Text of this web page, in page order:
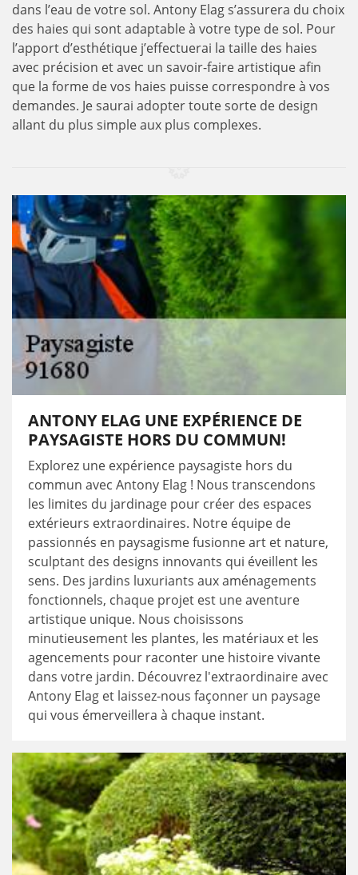
dans l’eau de votre sol. Antony Elag s’assurera du choix
des haies qui sont adaptable à votre type de sol. Pour
l’apport d’esthétique j’effectuerai la taille des haies
avec précision et avec un savoir-faire artistique afin
que la forme de vos haies puisse correspondre à vos
demandes. Je saurai adopter toute sorte de design
allant du plus simple aux plus complexes.
ANTONY ELAG UNE EXPÉRIENCE DE
PAYSAGISTE HORS DU COMMUN!
Explorez une expérience paysagiste hors du
commun avec Antony Elag ! Nous transcendons
les limites du jardinage pour créer des espaces
extérieurs extraordinaires. Notre équipe de
passionnés en paysagisme fusionne art et nature,
sculptant des designs innovants qui éveillent les
sens. Des jardins luxuriants aux aménagements
fonctionnels, chaque projet est une aventure
artistique unique. Nous choisissons
minutieusement les plantes, les matériaux et les
agencements pour raconter une histoire vivante
dans votre jardin. Découvrez l'extraordinaire avec
Antony Elag et laissez-nous façonner un paysage
qui vous émerveillera à chaque instant.